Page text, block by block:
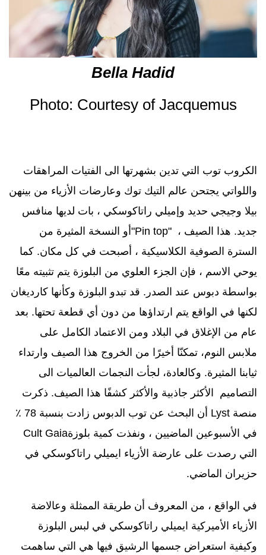
Bella Hadid
Photo: Courtesy of Jacquemus
الكروب توب التي تدين بشهرتها الى الفتيات المراهقات
واللواتي يجتحن عالم التيك توك وعارضات الأزياء من بينهن
بيلا وجيجي حديد وإميلي راتاكوسكي ، بات لديها منافس
جديد. هذا الصيف ، "Pin top"أو النسخة المثيرة من
السترة الصوفية الكلاسيكية ، أصبحت في كل مكان. كما
يوحي الاسم ، فإن الجزء العلوي من البلوزة يتم تثبيته معًا
بواسطة دبوس عند الصدر. قد تبدو البلوزة وكأنها كارديغان
لكنها في الواقع يتم ارتداؤها من دون أي قطعة تحتها. بعد
عام من الإغلاق في البلاد ومن الاعتماد الكامل على
ملابس النوم، تمكنّا أخيرًا من الخروج هذا الصيف وارتداء
ثيابنا المثيرة. وكالعادة، لجأت النجمات العالميات الى
التصاميم الأكثر جاذبية والأكثر كشفًا هذا الصيف. ذكرت
منصة Lyst
أن البحث عن توب الدبوس زادت بنسبة 78 ٪
في الأسبوعين الماضيين ، ونفذت كمية بلوزةCult Gaia
التي رصدت على عارضة الأزياء ايميلي راتاكوسكي في
حزيران الماضي.
في الواقع ، من المعروف أن طريقة الممثلة وعالاضة
الأزياء الأميركية ايميلي راتاكوسكي في لبس البلوزة
وكيفية استعراض جسمها الرشيق فيها هي التي ساهمت